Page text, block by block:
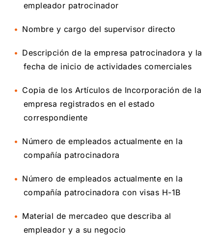
empleador patrocinador
Nombre y cargo del supervisor directo
Descripción de la empresa patrocinadora y la
fecha de inicio de actividades comerciales
Copia de los Artículos de Incorporación de la
empresa registrados en el estado
correspondiente
Número de empleados actualmente en la
compañía patrocinadora
Número de empleados actualmente en la
compañía patrocinadora con visas H-1B
Material de mercadeo que describa al
empleador y a su negocio